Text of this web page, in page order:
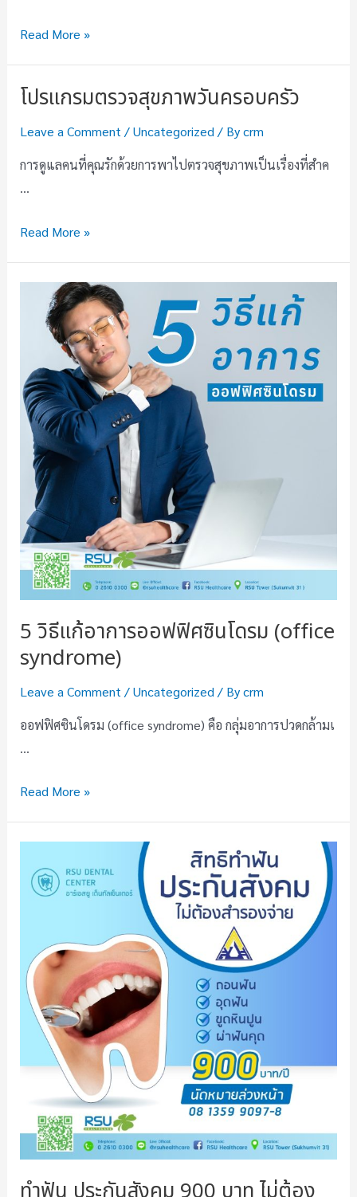
Read More »
โปรแกรมตรวจสุขภาพวันครอบครัว
Leave a Comment /Uncategorized/ Bycrm
การดูแลคนที่คุณรักด้วยการพาไปตรวจสุขภาพเป็นเรื่องที่สำค
…
Read More »
5 วิธีแก้อาการออฟฟิศซินโดรม (office
syndrome)
Leave a Comment /Uncategorized / Bycrm
ออฟฟิศซินโดรม (office syndrome) คือ กลุ่มอาการปวดกล้ามเ
…
Read More »